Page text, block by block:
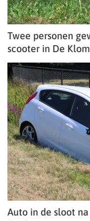
Twee personen
scooter in De
Auto in de sloot